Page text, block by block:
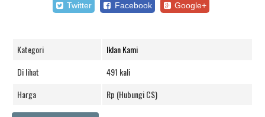
Twitter Facebook Google+
Kategori
Iklan Kami
Di lihat
491 kali
Harga
Rp (Hubungi CS)